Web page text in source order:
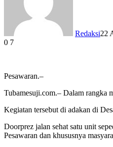
Redaksi22
0 7
Pesawaran.–
Tubamesuji.com.– Dalam rangka
Kegiatan tersebut di adakan di
Doorprez jalan sehat satu unit
Pesawaran dan khususnya